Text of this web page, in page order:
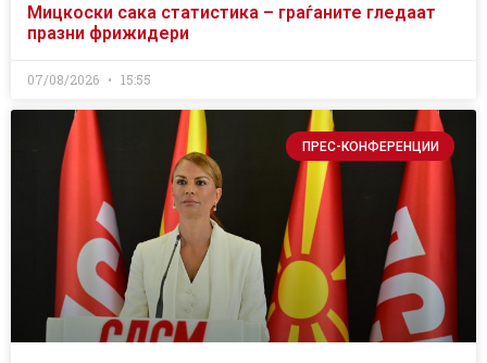
Мицкоски сака статистика – граѓаните гледаат
празни фрижидери
07/08/2026 15:55
ПРЕС-КОНФЕРЕНЦИИ